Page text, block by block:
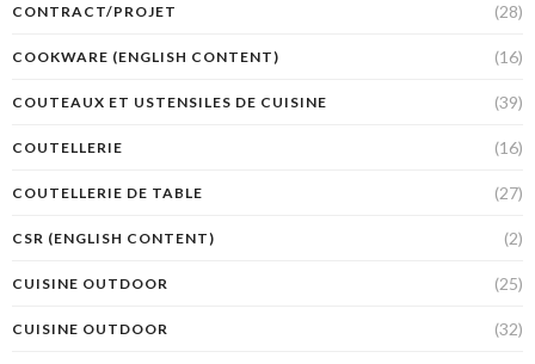
CONTRACT/PROJET (28)
COOKWARE (ENGLISH CONTENT) (16)
COUTEAUX ET USTENSILES DE CUISINE (39)
COUTELLERIE (16)
COUTELLERIE DE TABLE (27)
CSR (ENGLISH CONTENT) (2)
CUISINE OUTDOOR (25)
CUISINE OUTDOOR (32)